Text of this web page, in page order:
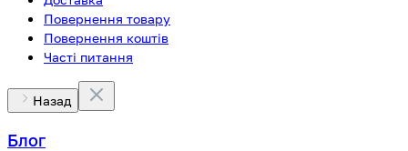
Повернення товару
Повернення коштів
Часті питання
Назад
Блог